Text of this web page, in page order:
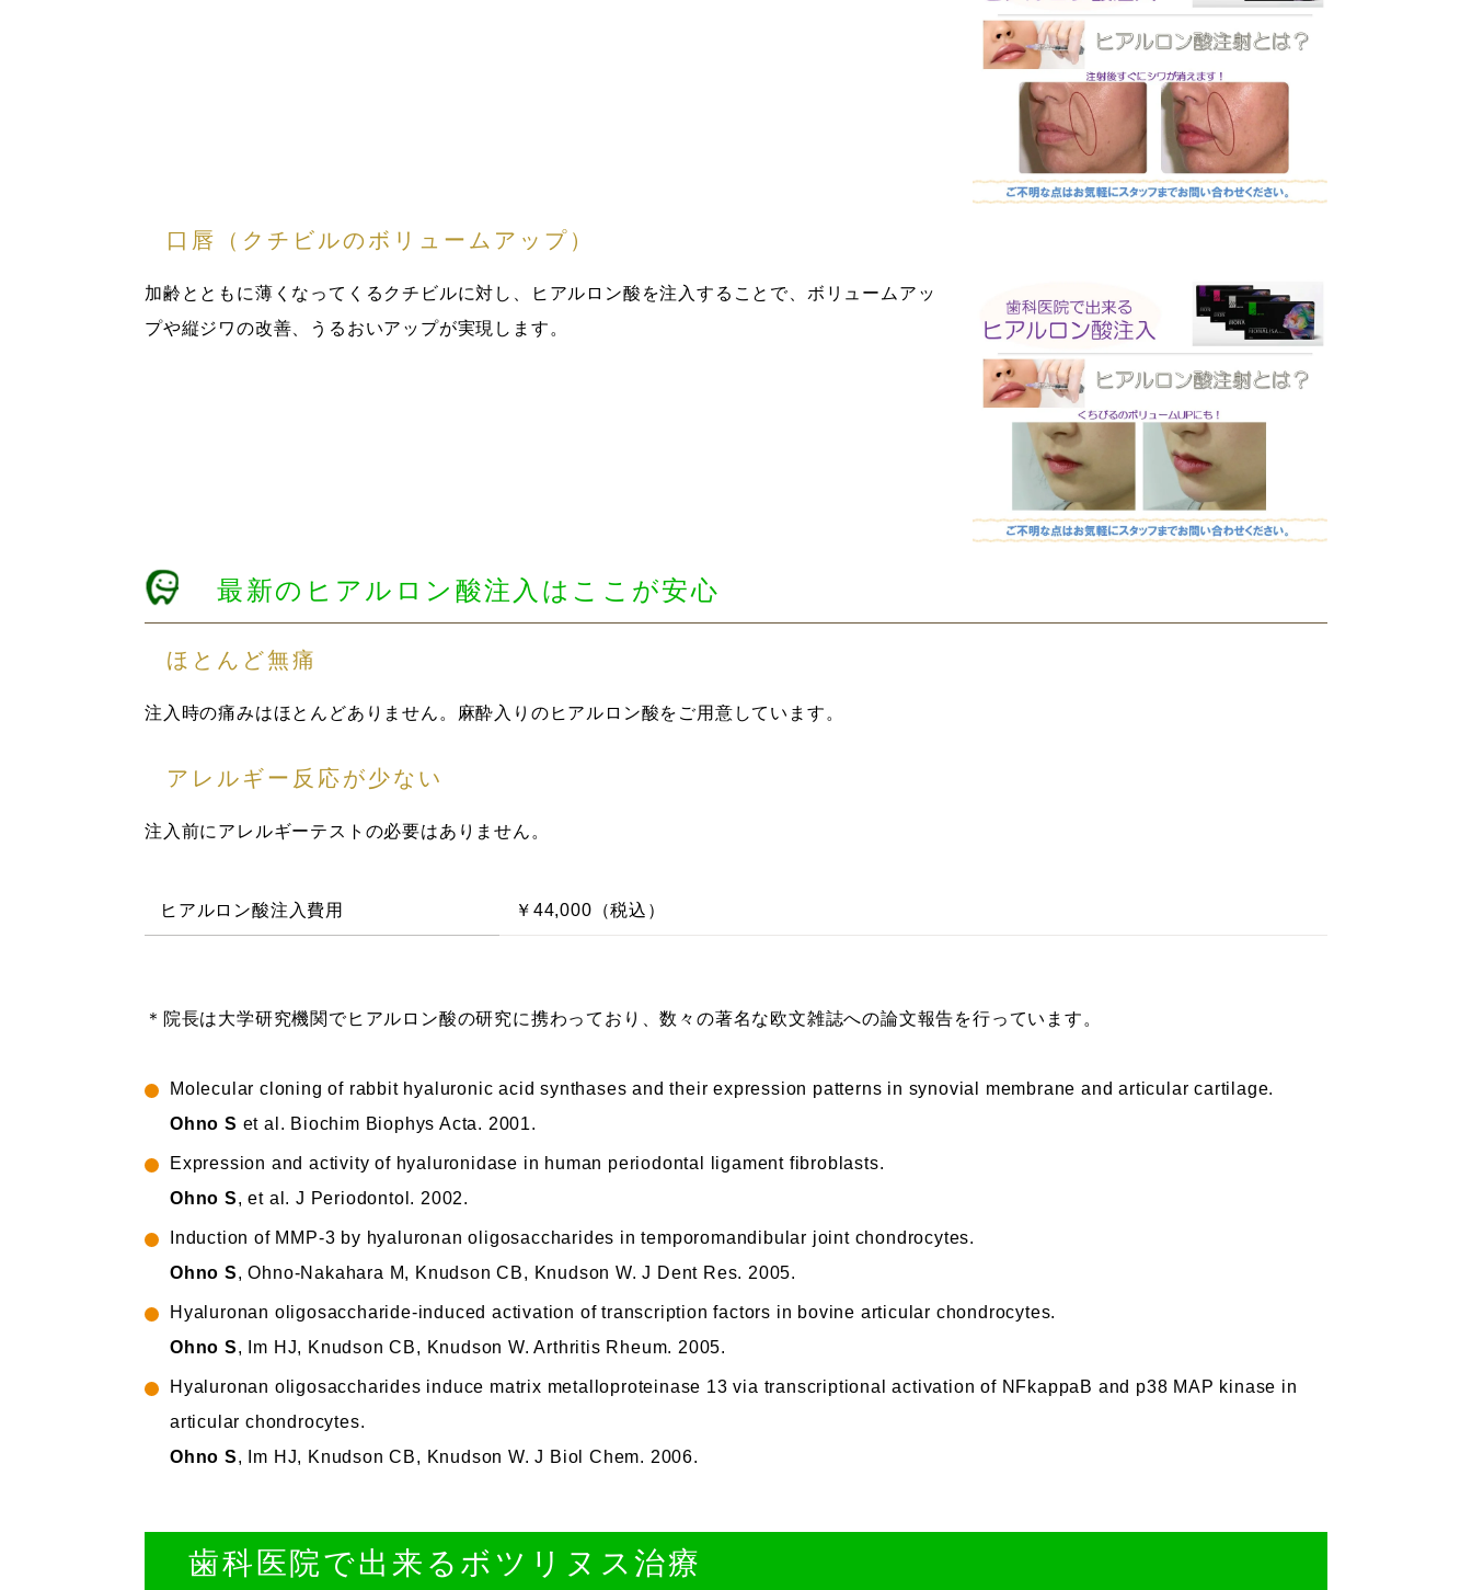
口唇（クチビルのボリュームアップ）
加齢とともに薄くなってくるクチビルに対し、ヒアルロン酸を注入することで、ボリュームアッ
プや縦ジワの改善、うるおいアップが実現します。
最新のヒアルロン酸注入はここが安心
ほとんど無痛
注入時の痛みはほとんどありません。麻酔入りのヒアルロン酸をご用意しています。
アレルギー反応が少ない
注入前にアレルギーテストの必要はありません。
ヒアルロン酸注入費用 ￥44,000（税込）
＊院長は大学研究機関でヒアルロン酸の研究に携わっており、数々の著名な欧文雑誌への論文報告を行っています。
Molecular cloning of rabbit hyaluronic acid synthases and their expression patterns in synovial membrane and articular cartilage.
Ohno S et al. Biochim Biophys Acta. 2001.
Expression and activity of hyaluronidase in human periodontal ligament fibroblasts.
Ohno S, et al. J Periodontol. 2002.
Induction of MMP-3 by hyaluronan oligosaccharides in temporomandibular joint chondrocytes.
Ohno S, Ohno-Nakahara M, Knudson CB, Knudson W. J Dent Res. 2005.
Hyaluronan oligosaccharide-induced activation of transcription factors in bovine articular chondrocytes.
Ohno S, Im HJ, Knudson CB, Knudson W. Arthritis Rheum. 2005.
Hyaluronan oligosaccharides induce matrix metalloproteinase 13 via transcriptional activation of NFkappaB and p38 MAP kinase in
articular chondrocytes.
Ohno S, Im HJ, Knudson CB, Knudson W. J Biol Chem. 2006.
歯科医院で出来るボツリヌス治療